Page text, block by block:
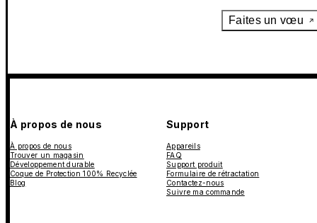
Faites un vœu
À propos de nous
À propos de nous
Trouver un magasin
Développement durable
Coque de Protection 100% Recyclée
Blog
Support
Appareils
FAQ
Support produit
Formulaire de rétractation
Contactez-nous
Suivre ma commande